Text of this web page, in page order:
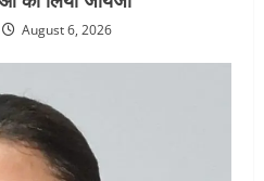
August 6, 2026